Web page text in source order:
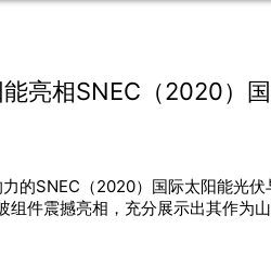
亮相SNEC（2020）
的SNEC（2020）国际太阳能光
组件震撼亮相，充分展示出其作为